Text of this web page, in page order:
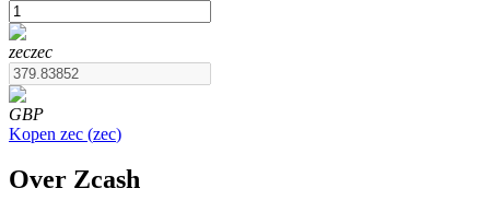
zeczec
GBP
Kopen zec (zec)
Over Zcash